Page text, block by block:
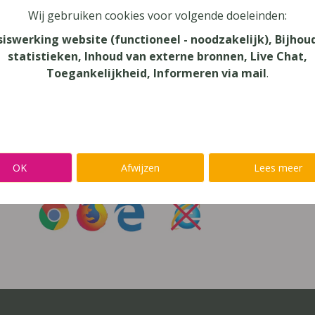
vergeten?
niet inloggen met een@lees.op-account
meteen naarAlinea,IntoWords,K3000,SprintPlus,
Wij gebruiken cookies voor volgende doeleinden:
website (functioneel - noodzakelijk),
statistieken, Inhoud van externe bronnen, Live Chat,
Toegankelijkheid, Informeren via mail.
OK Afwijzen Lees meer